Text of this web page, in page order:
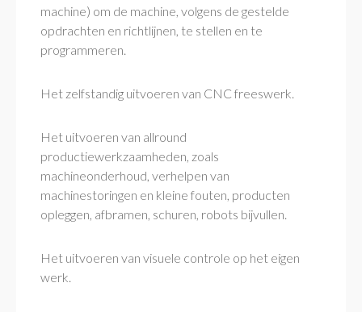
machine) om de machine, volgens de gestelde
opdrachten en richtlijnen, te stellen en te
programmeren.
Het zelfstandig uitvoeren van CNC freeswerk.
Het uitvoeren van allround
productiewerkzaamheden, zoals
machineonderhoud, verhelpen van
machinestoringen en kleine fouten, producten
opleggen, afbramen, schuren, robots bijvullen.
Het uitvoeren van visuele controle op het eigen
werk.